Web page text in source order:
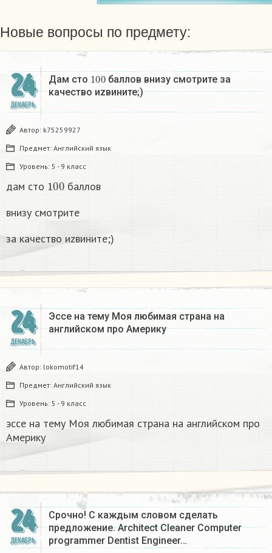
Новые вопросы по предмету:
24
ДЕКАБРЬ
Дам сто 100баллов внизу смотрите за
качество иzвините;)
Автор: k75259927
Предмет: Английский язык
Уровень: 5 - 9 класс
дам сто 100 баллов
внизу смотрите
за качество иzвините;)
24
ДЕКАБРЬ
Эссе на тему Моя любимая страна на
английском про Америку​
Автор: lokomotif14
Предмет: Английский язык
Уровень: 5 - 9 класс
эссе на тему Моя любимая страна на английском про
Америку​
24
ДЕКАБРЬ
Срочно! С каждым словом сделать
предложение. Architect Cleaner Computer
programmer Dentist Engineer…